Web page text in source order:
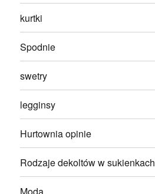
kurtki
Spodnie
swetry
legginsy
Hurtownia opinie
Rodzaje dekoltów w sukienkach